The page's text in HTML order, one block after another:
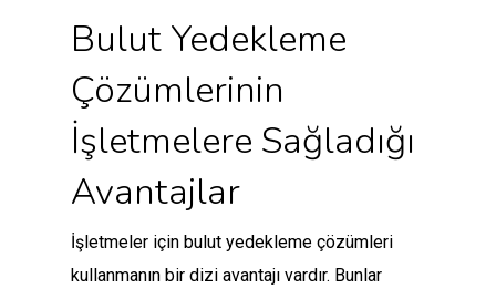
Bulut Yedekleme
Çözümlerinin
İşletmelere Sağladığı
Avantajlar
İşletmeler için bulut yedekleme çözümleri
kullanmanın bir dizi avantajı vardır. Bunlar